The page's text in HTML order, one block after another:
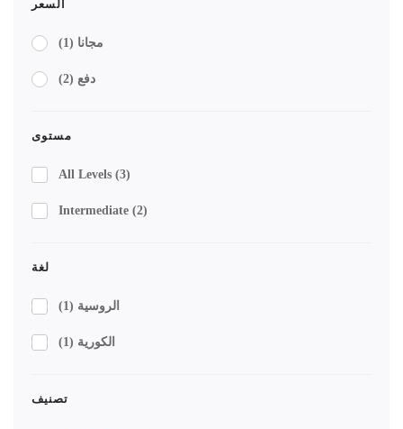
السعر
مجانا (1)
دفع (2)
مستوى
All Levels (3)
Intermediate (2)
لغة
الروسية (1)
الكورية (1)
تصنيف